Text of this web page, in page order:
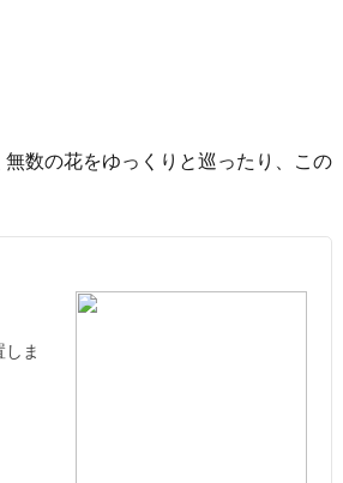
数の花をゆっくりと巡ったり、この
ま